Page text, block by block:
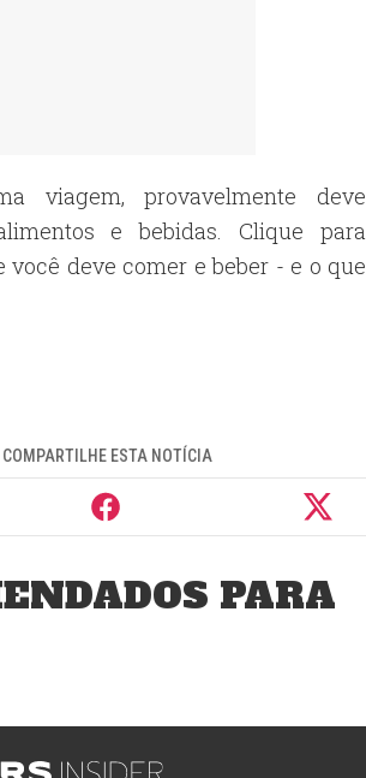
viagem, provavelmente deve
e bebidas. Clique para
você deve comer e beber - e o que
COMPARTILHE ESTA NOTÍCIA
PARA